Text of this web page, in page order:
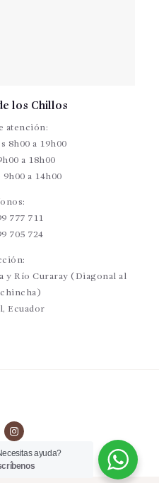
los Chillos
atención:
8h00 a 19h00
a 18h00
a 14h00
777 711
705 724
y Río Curaray (Diagonal al
Ecuador
ayuda?